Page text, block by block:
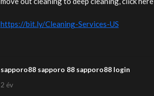
https://bit.ly/Cleaning-Services-US
sapporo88 sapporo 88 sapporo88 login
2 év